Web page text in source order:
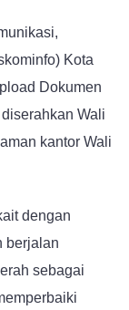
Kota
Dokumen
Wali
kantor Wali
dengan
berjalan
sebagai